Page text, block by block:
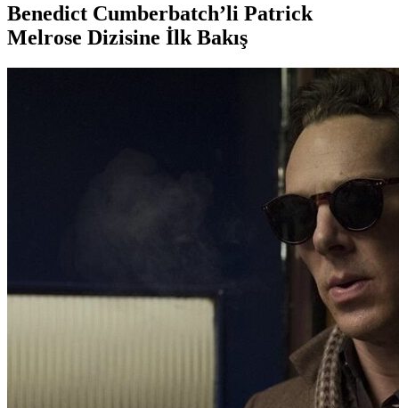
Benedict Cumberbatch’li Patrick
Melrose Dizisine İlk Bakış